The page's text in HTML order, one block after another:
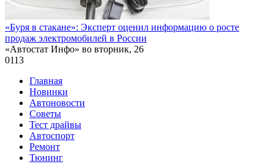
«Буря в стакане»: Эксперт оценил информацию о росте
продаж электромобилей в России
«Автостат Инфо» во вторник, 26
0113
Главная
Новинки
Автоновости
Советы
Тест драйвы
Автоспорт
Ремонт
Тюнинг